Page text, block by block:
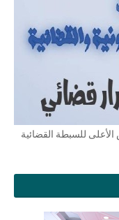
الأعلى للسبطة القضائية